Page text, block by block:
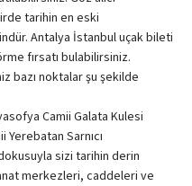
tarihin en eski
Antalya İstanbul uçak bileti
fırsatı bulabilirsiniz.
bazı noktalar şu şekilde
Camii Galata Kulesi
Sarnıcı
sizi tarihin derin
merkezleri, caddeleri ve